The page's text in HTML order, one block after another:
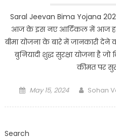
Saral Jeevan Bima Yojana
आज के इस नए आर्टिकल में आज
बीमा योजना के बारे में जानकारी
बुनियादी शुद्ध सुरक्षा योजना है
कीमत पर
Posted
May 15, 2024 Author
Sohan
Search